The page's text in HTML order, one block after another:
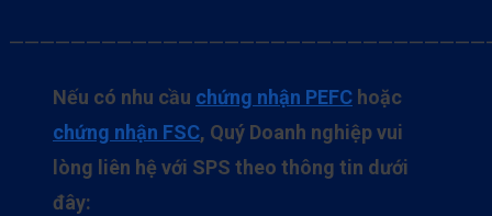
Nếu có nhu cầu chứng nhận PEFC hoặc
chứng nhận FSC, Quý Doanh nghiệp vui
lòng liên hệ với SPS theo thông tin dưới
đây: